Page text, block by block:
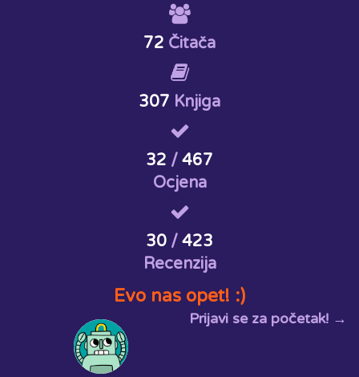
72 Čitača
307 Knjiga
32 / 467
Ocjena
30 / 423
Recenzija
Evo nas opet! :)
Prijavi se za početak! →